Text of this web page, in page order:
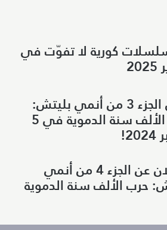
كورية لا تفوّت في
عرض الجزء 3 من أنمي بليتش:
حرب الألف سنة الدموية في 5
الإعلان عن الجزء 4 من أنمي
حرب الألف سنة الدموية